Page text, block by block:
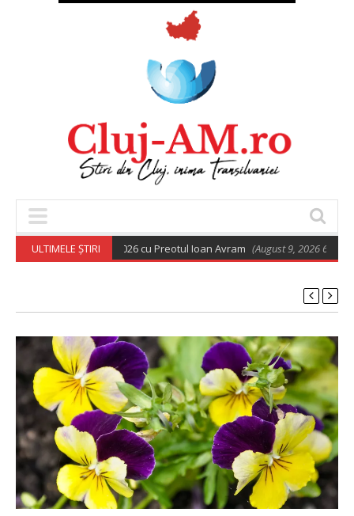
ULTIMELE ȘTIRI
din 9 august 2026 cu Preotul Ioan Avram (August 9, 2026 6:28 am)